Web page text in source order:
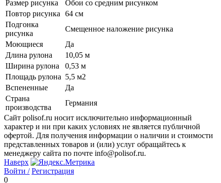
Размер рисунка
Обои со средним рисунком
Повтор рисунка
64 см
Подгонка
рисунка
Смещенное наложение рисунка
Моющиеся
Да
Длина рулона
10,05 м
Ширина рулона
0,53 м
Площадь рулона 5,5 м2
Вспененные
Да
Страна
производства
Германия
Сайт polisof.ru носит исключительно информационный
характер и ни при каких условиях не является публичной
офертой. Для получения информации о наличии и стоимости
представленных товаров и (или) услуг обращайтесь к
менеджеру сайта по почте info@polisof.ru.
Наверх
Войти / Регистрация
0